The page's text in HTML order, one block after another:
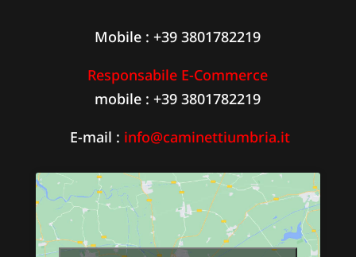
Mobile : +39 3801782219
Responsabile E-Commerce
mobile : +39 3801782219
E-mail : info@caminettiumbria.it